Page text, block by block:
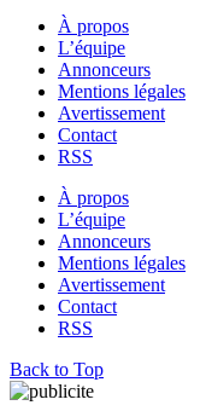
À propos
L’équipe
Annonceurs
Mentions légales
Avertissement
Contact
RSS
À propos
L’équipe
Annonceurs
Mentions légales
Avertissement
Contact
RSS
Back to Top